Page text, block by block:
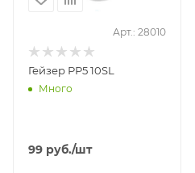
Арт.: 28010
Гейзер РР5 10SL
Много
99 руб./шт